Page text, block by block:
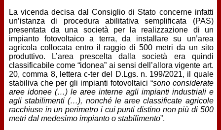
La vicenda decisa dal Consiglio di Stato concerne infatti
un’istanza di procedura abilitativa semplificata (PAS)
presentata da una società per la realizzazione di un
impianto fotovoltaico a terra, da installare su un’area
agricola collocata entro il raggio di 500 metri da un sito
produttivo. L’area prescelta dalla società era quindi
classificabile come “idonea” ai sensi dell’allora vigente art.
20, comma 8, lettera c-ter del D.Lgs. n. 199/2021, il quale
stabiliva che per gli impianti fotovoltaici “sono considerate
aree idonee (…) le aree interne agli impianti industriali e
agli stabilimenti (…), nonché le aree classificate agricole
racchiuse in un perimetro i cui punti distino non più di 500
metri dal medesimo impianto o stabilimento”.